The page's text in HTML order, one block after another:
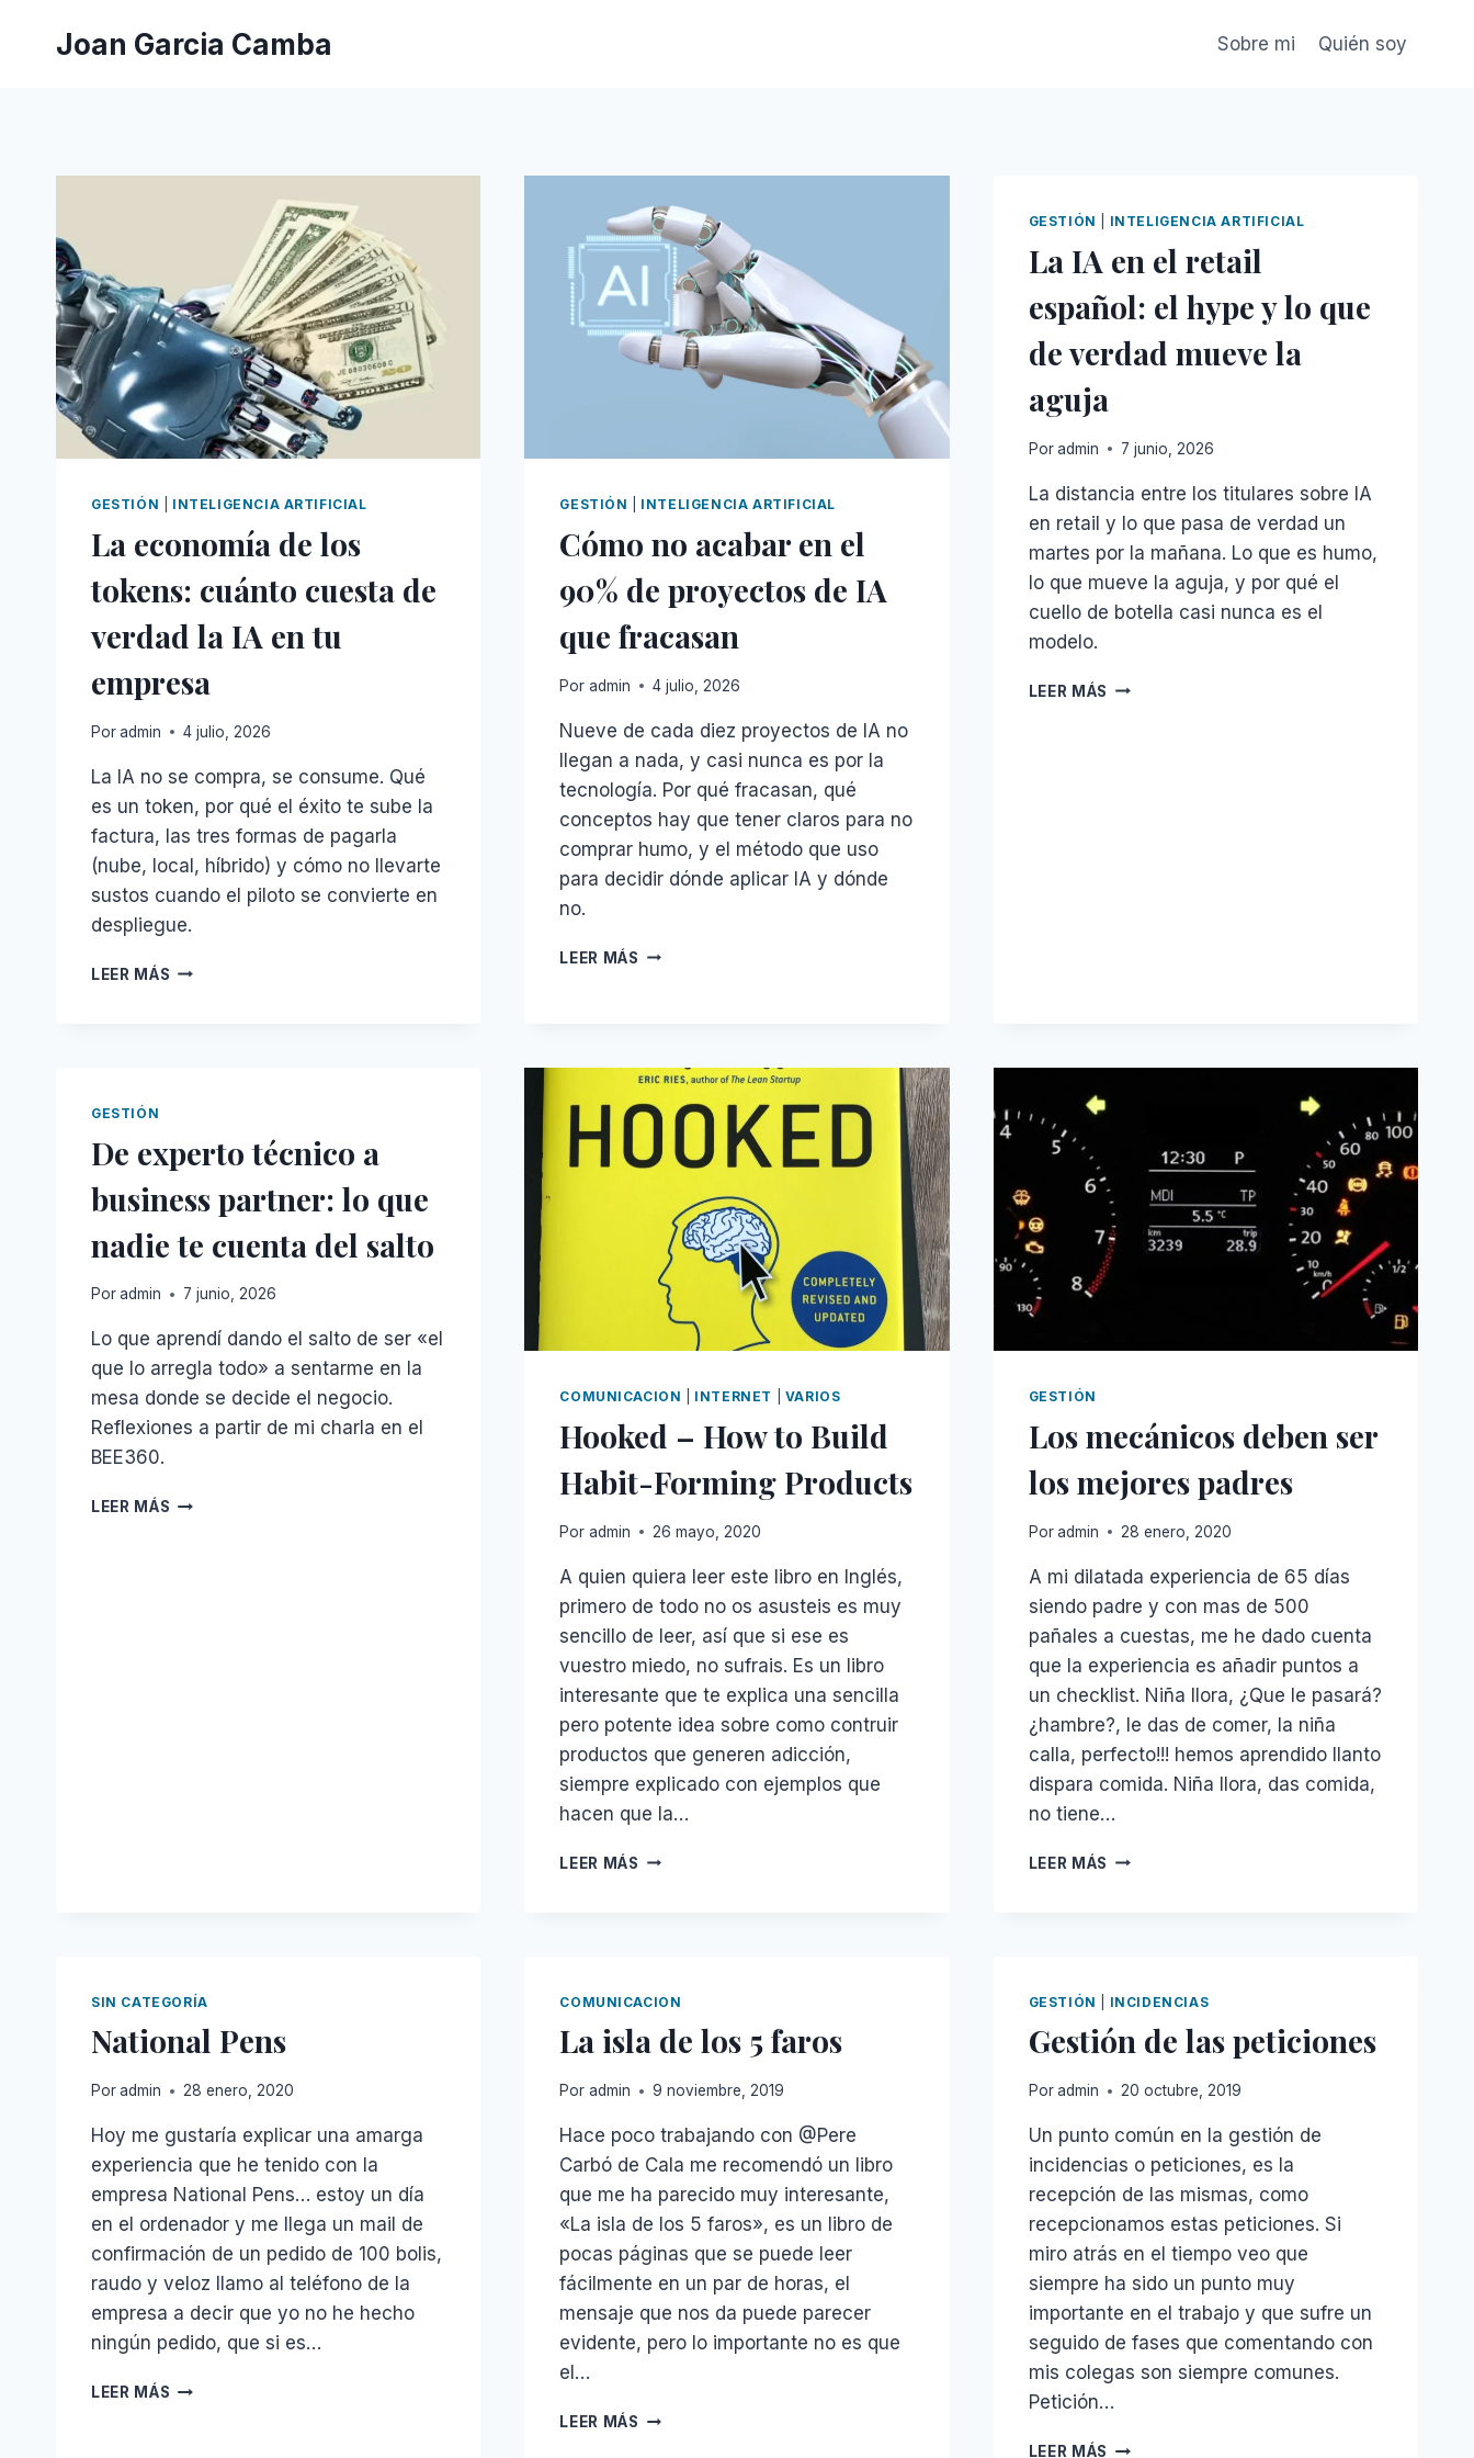
Joan Garcia Camba Sobre mi Quién soy
GESTIÓN INTELIGENCIA ARTIFICIAL
La economía de los
tokens: cuánto cuesta de
verdad la IA en tu
empresa
Poradmin 4 julio, 2026
La IA no se compra, se consume. Qué
es un token, por qué el éxito te sube la
factura, las tres formas de pagarla
(nube, local, híbrido) y cómo no llevarte
sustos cuando el piloto se convierte en
despliegue.
LEER MÁS LA
VERDAD
LA
IA
TU
GESTIÓN INTELIGENCIA ARTIFICIAL
Cómo no acabar en el
90% de proyectos de IA
que fracasan
Por admin 4 julio, 2026
Nueve de cada diez proyectos de IA no
llegan a nada, y casi nunca es por la
tecnología. Por qué fracasan, qué
conceptos hay que tener claros para no
comprar humo, y el método que uso
para decidir dónde aplicar IA y dónde
no.
LEER MÁS CÓMO
90%
PROYECTOS
IA
FRACASAN
GESTIÓN INTELIGENCIA ARTIFICIAL
La IA en el retail
español: el hype y lo que
de verdad mueve la
aguja
Por admin 7 junio, 2026
La distancia entre los titulares sobre IA
en retail y lo que pasa de verdad un
martes por la mañana. Lo que es humo,
lo que mueve la aguja, y por qué el
cuello de botella casi nunca es el
modelo.
LEER MÁS LA
GESTIÓN
De experto técnico a
business partner: lo que
nadie te cuenta del salto
Poradmin 7 junio, 2026
Lo que aprendí dando el salto de ser «el
que lo arregla todo» a sentarme en la
mesa donde se decide el negocio.
Reflexiones a partir de mi charla en el
BEE360.
LEER MÁS DE
COMUNICACION INTERNET VARIOS
Hooked – How to Build
Habit-Forming Products
Por admin 26 mayo, 2020
A quien quiera leer este libro en Inglés,
primero de todo no os asusteis es muy
sencillo de leer, así que si ese es
vuestro miedo, no sufrais. Es un libro
interesante que te explica una sencilla
pero potente idea sobre como contruir
productos que generen adicción,
siempre explicado con ejemplos que
hacen que la…
LEER MÁS HOOKED
FORMING
GESTIÓN
Los mecánicos deben ser
los mejores padres
Por admin 28 enero, 2020
A mi dilatada experiencia de 65 días
siendo padre y con mas de 500
pañales a cuestas, me he dado cuenta
que la experiencia es añadir puntos a
un checklist. Niña llora, ¿Que le pasará?
¿hambre?, le das de comer, la niña
calla, perfecto!!! hemos aprendido llanto
dispara comida. Niña llora, das comida,
no tiene…
LEER MÁS LOS
PADRES
SIN CATEGORÍA
National Pens
Poradmin 28 enero, 2020
Hoy me gustaría explicar una amarga
experiencia que he tenido con la
empresa National Pens… estoy un día
en el ordenador y me llega un mail de
confirmación de un pedido de 100 bolis,
raudo y veloz llamo al teléfono de la
empresa a decir que yo no he hecho
ningún pedido, que si es…
LEER MÁS NATIONAL
COMUNICACION
La isla de los 5 faros
Por admin 9 noviembre, 2019
Hace poco trabajando con @Pere
Carbó de Cala me recomendó un libro
que me ha parecido muy interesante,
«La isla de los 5 faros», es un libro de
pocas páginas que se puede leer
fácilmente en un par de horas, el
mensaje que nos da puede parecer
evidente, pero lo importante no es que
el…
LEER MÁS LA
GESTIÓN INCIDENCIAS
Gestión de las peticiones
Por admin 20 octubre, 2019
Un punto común en la gestión de
incidencias o peticiones, es la
recepción de las mismas, como
recepcionamos estas peticiones. Si
miro atrás en el tiempo veo que
siempre ha sido un punto muy
importante en el trabajo y que sufre un
seguido de fases que comentando con
mis colegas son siempre comunes.
Petición…
LEER MÁS GESTIÓN